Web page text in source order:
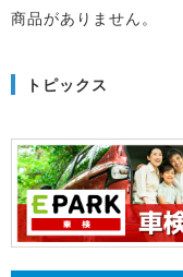
商品がありません。
トピックス